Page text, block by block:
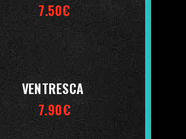
7.50€
VENTRESCA
7.90€